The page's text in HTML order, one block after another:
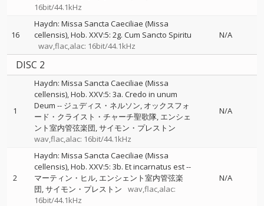
16bit/44.1kHz
16
Haydn: Missa Sancta Caeciliae (Missa
cellensis), Hob. XXV:5: 2g. Cum Sancto Spiritu
wav,flac,alac: 16bit/44.1kHz
N/A
DISC 2
1
Haydn: Missa Sancta Caeciliae (Missa
cellensis), Hob. XXV:5: 3a. Credo in unum
Deum -- ジュディス・ネルソン オックスフォ
ード・クライスト・チャーチ聖歌隊 エンシェ
ント室内管弦楽団 サイモン・プレストン
wav,flac,alac: 16bit/44.1kHz
N/A
2
Haydn: Missa Sancta Caeciliae (Missa
cellensis), Hob. XXV:5: 3b. Et incarnatus est--
マーティン・ヒル エンシェント室内管弦楽
団 サイモン・プレストン
wav,flac,alac:
16bit/44.1kHz
N/A